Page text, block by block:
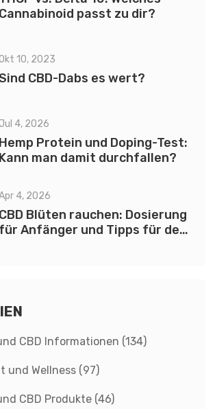
Cannabinoid passt zu dir?
10, 2023
CBD-Dabs es wert?
Jul 4, 2026
Hemp Protein und Doping-Test:
Kann man damit durchfallen?
4, 2026
CBD Blüten rauchen: Dosierung
für Anfänger und Tipps für den
CBD Informationen (134)
und Wellness (97)
CBD Produkte (46)